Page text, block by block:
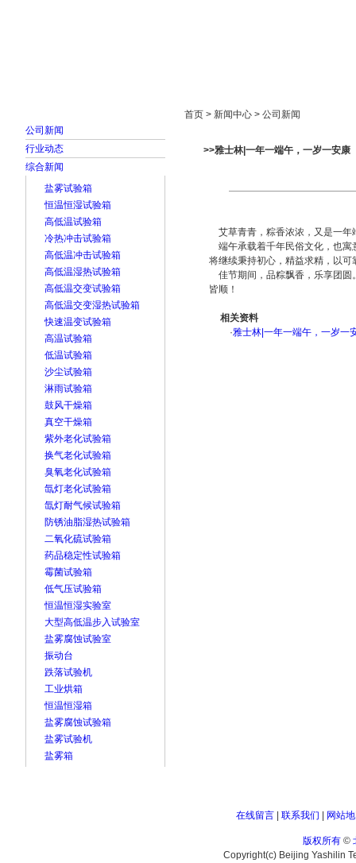
公司新闻
行业动态
综合新闻
盐雾试验箱
恒温恒湿试验箱
高低温试验箱
冷热冲击试验箱
高低温冲击试验箱
高低温湿热试验箱
高低温交变试验箱
高低温交变湿热试验箱
快速温变试验箱
高温试验箱
低温试验箱
沙尘试验箱
淋雨试验箱
鼓风干燥箱
真空干燥箱
紫外老化试验箱
换气老化试验箱
臭氧老化试验箱
氙灯老化试验箱
氙灯耐气候试验箱
防锈油脂湿热试验箱
二氧化硫试验箱
药品稳定性试验箱
霉菌试验箱
低气压试验箱
恒温恒湿实验室
大型高低温步入试验室
盐雾腐蚀试验室
振动台
跌落试验机
工业烘箱
恒温恒湿箱
盐雾腐蚀试验箱
盐雾试验机
盐雾箱
首页 > 新闻中心 > 公司新闻
>>雅士林|一年一端午，一岁一安康
艾草青青，粽香浓浓，又是一年
端午承载着千年民俗文化，也寓
将继续秉持初心，精益求精，以
佳节期间，品粽飘香，乐享团圆
皆顺！
相关资料
·雅士林|一年一端午，一岁一
在线留言| 联系我们 网站
版权所有©
Copyright(c) Beijing Yashilin